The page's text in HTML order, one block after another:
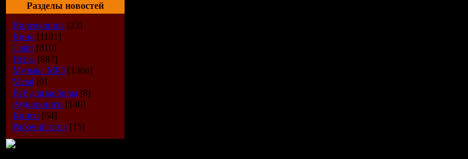
Разделы новостей
Видеоклипы [23]
Кино [1101]
Софт [810]
Игры [687]
Музыка МР3 [1366]
Metal [0]
Всё для мобилы [8]
Аудиокниги [140]
Книги [64]
Рабочий стол [15]